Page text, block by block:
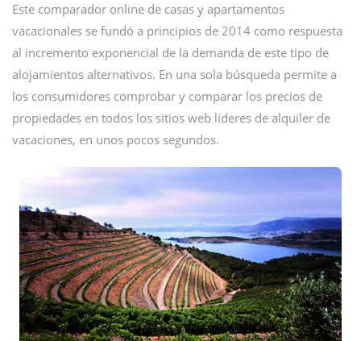
Este comparador online de casas y apartamentos
vacacionales se fundó a principios de 2014 como respuesta
al incremento exponencial de la demanda de este tipo de
alojamientos alternativos. En una sola búsqueda permite a
los consumidores comprobar y comparar los precios de
propiedades en todos los sitios web líderes de alquiler de
vacaciones, en unos pocos segundos.